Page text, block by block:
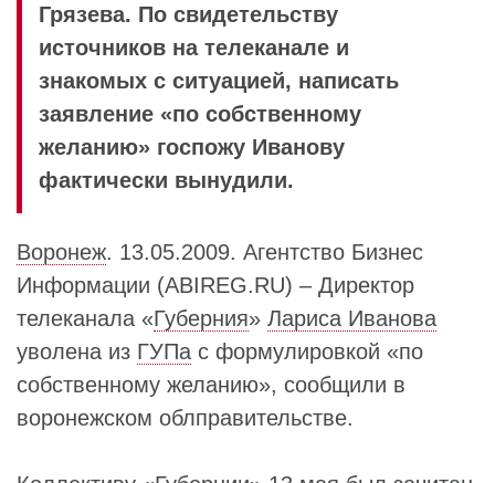
Грязева. По свидетельству
источников на телеканале и
знакомых с ситуацией, написать
заявление «по собственному
желанию» госпожу Иванову
фактически вынудили.
Воронеж. 13.05.2009. Агентство Бизнес
Информации (ABIREG.RU) – Директор
телеканала «Губерния» Лариса Иванова
уволена из ГУПа с формулировкой «по
собственному желанию», сообщили в
воронежском облправительстве.